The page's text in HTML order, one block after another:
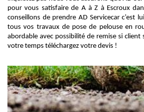
pour vous satisfaire de A à Z à Escroux
conseillons de prendre AD Servicecar c’est
tous vos travaux de pose de pelouse en
abordable avec possibilité de remise si client
votre temps téléchargez votre devis !